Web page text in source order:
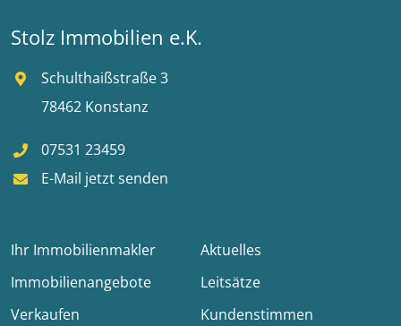
Stolz Immobilien e.K.
Schulthaißstraße 3
78462 Konstanz
07531 23459
E-Mail jetzt senden
Ihr Immobilienmakler
Aktuelles
Immobilienangebote
Leitsätze
Verkaufen
Kundenstimmen